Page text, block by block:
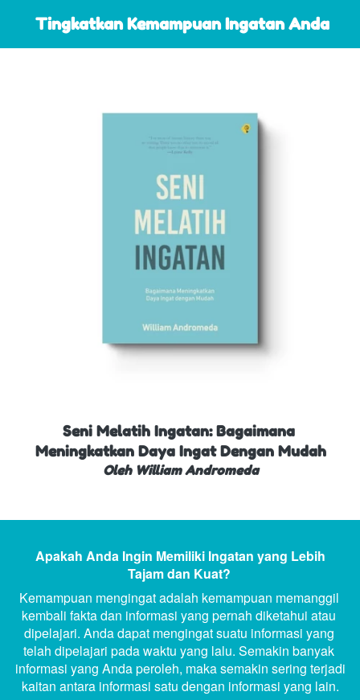
Tingkatkan Kemampuan Ingatan Anda
Seni Melatih Ingatan: Bagaimana
Meningkatkan Daya Ingat Dengan Mudah
Oleh William Andromeda
Tajam dan Kuat?
Kemampuan mengingat adalah kemampuan memanggil
kembali fakta dan informasi yang pernah diketahui atau
dipelajari. Anda dapat mengingat suatu informasi yang
telah dipelajari pada waktu yang lalu. Semakin banyak
informasi yang Anda peroleh, maka semakin sering terjadi
kaitan antara informasi satu dengan informasi yang lain.